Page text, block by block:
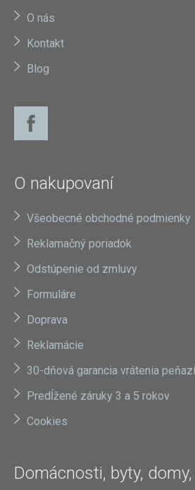
O nás
Kontakt
Blog
O nakupovaní
Všeobecné obchodné podmienky
Reklamačný poriadok
Odstúpenie od zmluvy
Formuláre
Doprava
Reklamácie
30-dňová garancia vrátenia peňazí
Predĺžené záruky 3 a 5 rokov
Cookies
Domácnosti, byty,